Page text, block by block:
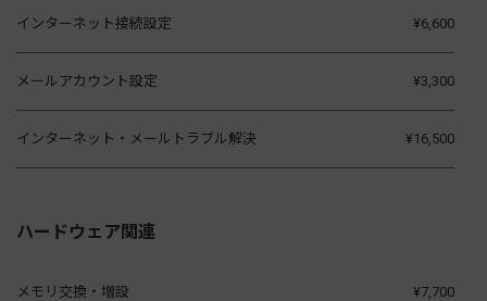
インターネット接続設定 ¥6,600
メールアカウント設定 ¥3,300
インターネット・メールトラブル解決 ¥16,500
ハードウェア関連
メモリ交換・増設 ¥7,700